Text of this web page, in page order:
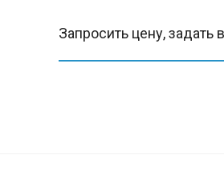
Запросить цену,